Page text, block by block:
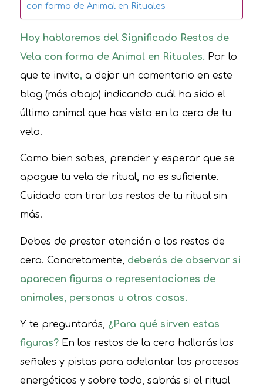
con forma de Animal en Rituales
Hoy hablaremos del Significado Restos de
Vela con forma de Animal en Rituales. Por lo
que te invito, a dejar un comentario en este
blog (más abajo) indicando cuál ha sido el
último animal que has visto en la cera de tu
vela.
Como bien sabes, prender y esperar que se
apague tu vela de ritual, no es suficiente.
Cuidado con tirar los restos de tu ritual sin
más.
Debes de prestar atención a los restos de
cera. Concretamente, deberás de observar si
aparecen figuras o representaciones de
animales, personas u otras cosas.
Y te preguntarás, ¿Para qué sirven estas
figuras?En los restos de la cera hallarás las
señales y pistas para adelantar los procesos
energéticos y sobre todo, sabrás si el ritual